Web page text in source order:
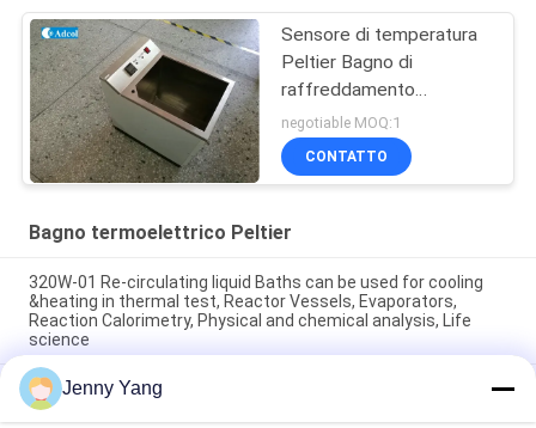
Sensore di temperatura
Peltier Bagno di
raffreddamento
Serbatoio di
raffreddamento
termoelettrico
negotiable MOQ:1
CONTATTO
Bagno termoelettrico Peltier
320W-01 Re-circulating liquid Baths can be used for cooling
&heating in thermal test, Reactor Vessels, Evaporators,
Reaction Calorimetry, Physical and chemical analysis, Life
science
I bagni a liquido a ricircolo Adcol 320W-02 sono progettati per
fornire raffreddamento e riscaldamento per un'ampia gamma
Jenny Yang